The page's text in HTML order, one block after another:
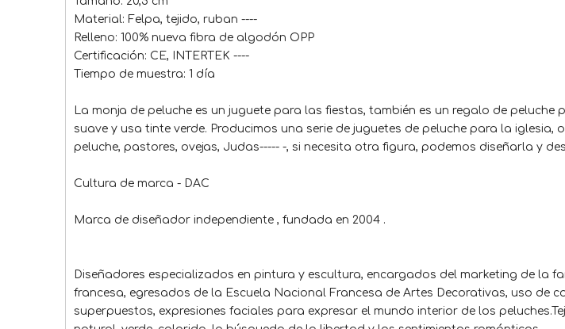
Material: Felpa, tejido, ruban ----
Relleno: 100% nueva fibra de algodón OPP
Certificación: CE, INTERTEK ----
Tiempo de muestra: 1 día
La monja de peluche es un juguete para las fiestas, también es un regalo de peluche
suave y usa tinte verde. Producimos una serie de juguetes de peluche para la iglesia,
peluche, pastores, ovejas, Judas----- -, si necesita otra figura, podemos diseñarla y
Cultura de marca - DAC
Marca de diseñador independiente , fundada en 2004 .
Diseñadores especializados en pintura y escultura, encargados del marketing de la
francesa, egresados ​​de la Escuela Nacional Francesa de Artes Decorativas, uso de
superpuestos, expresiones faciales para expresar el mundo interior de los